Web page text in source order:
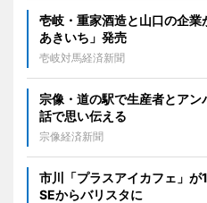
壱岐・重家酒造と山口の企
あきいち」発売
壱岐対馬経済新聞
宗像・道の駅で生産者とア
話で思い伝える
宗像経済新聞
市川「プラスアイカフェ」
SEからバリスタに